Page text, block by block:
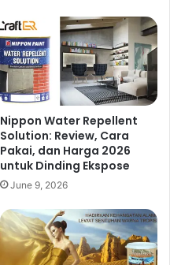
Nippon Water Repellent
Solution: Review, Cara
Pakai, dan Harga 2026
untuk Dinding Ekspose
June 9, 2026